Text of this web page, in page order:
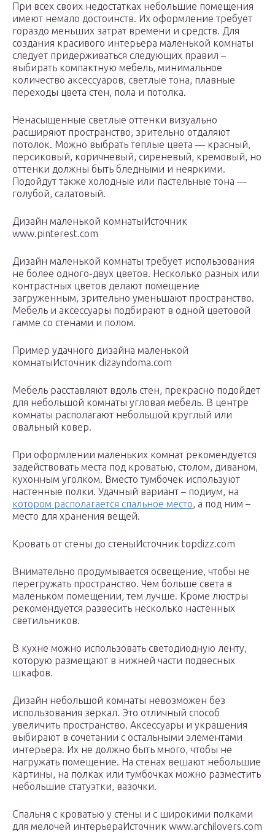
При всех своих недостатках небольшие помещения
имеют немало достоинств. Их оформление требует
гораздо меньших затрат времени и средств. Для
создания красивого интерьера маленькой комнаты
следует придерживаться следующих правил –
выбирать компактную мебель, минимальное
количество аксессуаров, светлые тона, плавные
переходы цвета стен, пола и потолка.
Ненасыщенные светлые оттенки визуально
расширяют пространство, зрительно отдаляют
потолок. Можно выбрать теплые цвета — красный,
персиковый, коричневый, сиреневый, кремовый, но
оттенки должны быть бледными и неяркими.
Подойдут также холодные или пастельные тона —
голубой, салатовый.
Дизайн маленькой комнатыИсточник
www.pinterest.com
Дизайн маленькой комнаты требует использования
не более одного-двух цветов. Несколько разных или
контрастных цветов делают помещение
загруженным, зрительно уменьшают пространство.
Мебель и аксессуары подбирают в одной цветовой
гамме со стенами и полом.
Пример удачного дизайна маленькой
комнатыИсточник dizayndoma.com
Мебель расставляют вдоль стен, прекрасно подойдет
для небольшой комнаты угловая мебель. В центре
комнаты располагают небольшой круглый или
овальный ковер.
При оформлении маленьких комнат рекомендуется
задействовать места под кроватью, столом, диваном,
кухонным уголком. Вместо тумбочек используют
настенные полки. Удачный вариант – подиум, на
котором располагается спальное место, а под ним –
место для хранения вещей.
Кровать от стены до стеныИсточник topdizz.com
Внимательно продумывается освещение, чтобы не
перегружать пространство. Чем больше света в
маленьком помещении, тем лучше. Кроме люстры
рекомендуется развесить несколько настенных
светильников.
В кухне можно использовать светодиодную ленту,
которую размещают в нижней части подвесных
шкафов.
Дизайн небольшой комнаты невозможен без
использования зеркал. Это отличный способ
увеличить пространство. Аксессуары и украшения
выбирают в сочетании с остальными элементами
интерьера. Их не должно быть много, чтобы не
нагружать помещение. На стенах вешают небольшие
картины, на полках или тумбочках можно разместить
небольшие статуэтки, вазочки.
Спальня с кроватью у стены и с широкими полками
для мелочей интерьераИсточник www.archilovers.com